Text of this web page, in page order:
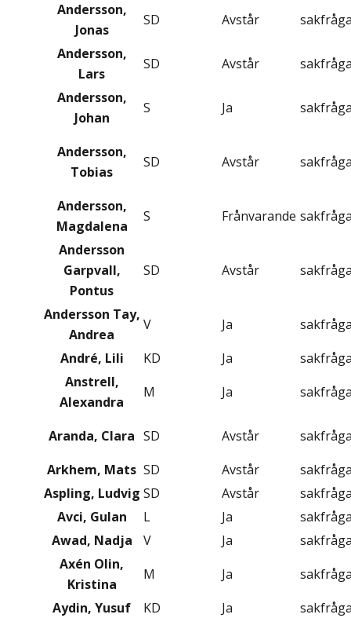
Andersson,
Jonas
SD Avstår
Andersson,
Lars
SD Avstår
Andersson,
Johan
S Ja
Andersson,
Tobias
SD Avstår
Andersson,
Magdalena
S Frånvarande
Andersson
Garpvall,
Pontus
SD Avstår
Andersson Tay,
Andrea
V Ja
André, Lili
KD Ja
Anstrell,
Alexandra
M Ja
Aranda, Clara SD Avstår
Arkhem, Mats SD Avstår
Aspling, Ludvig SD Avstår
Avci, Gulan
L Ja
Awad, Nadja
V Ja
Axén Olin,
Kristina
M Ja
Aydin, Yusuf
KD Ja